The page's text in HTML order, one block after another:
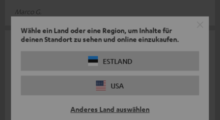
Wähle ein Land oder eine Region, um Inhalte für
deinen Standort zu sehen und online einzukaufen.
ESTLAND
USA
Anderes Land auswählen
Marco G.
Airy true Wireless Buds bin zufrieden
Insgesamt bin ich mit den Buds zufrieden. Nur sitzen sie nicht
so gut in meinen Ohren, da sie schnell rausfallen. Außerdem
09.08.2023